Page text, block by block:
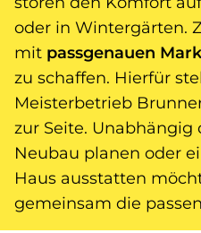
oder in Wintergärten.
mit passgenauen
zu schaffen. Hierfür
Meisterbetrieb
zur Seite. Unabhängig
Neubau planen oder
Haus ausstatten
gemeinsam die